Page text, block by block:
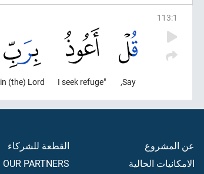
113:1
Say,
"I seek refuge
in (the) Lord
عن المشروع
الامكانيات الحالية
القطعة للشركاء
OUR PARTNERS